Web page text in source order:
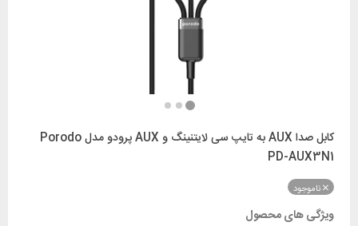
کابل صدا AUX به تایپ سی لایتنینگ و AUX پرودو مدل Porodo
PD-AUX3N1
ناموجود
ویژگی های محصول